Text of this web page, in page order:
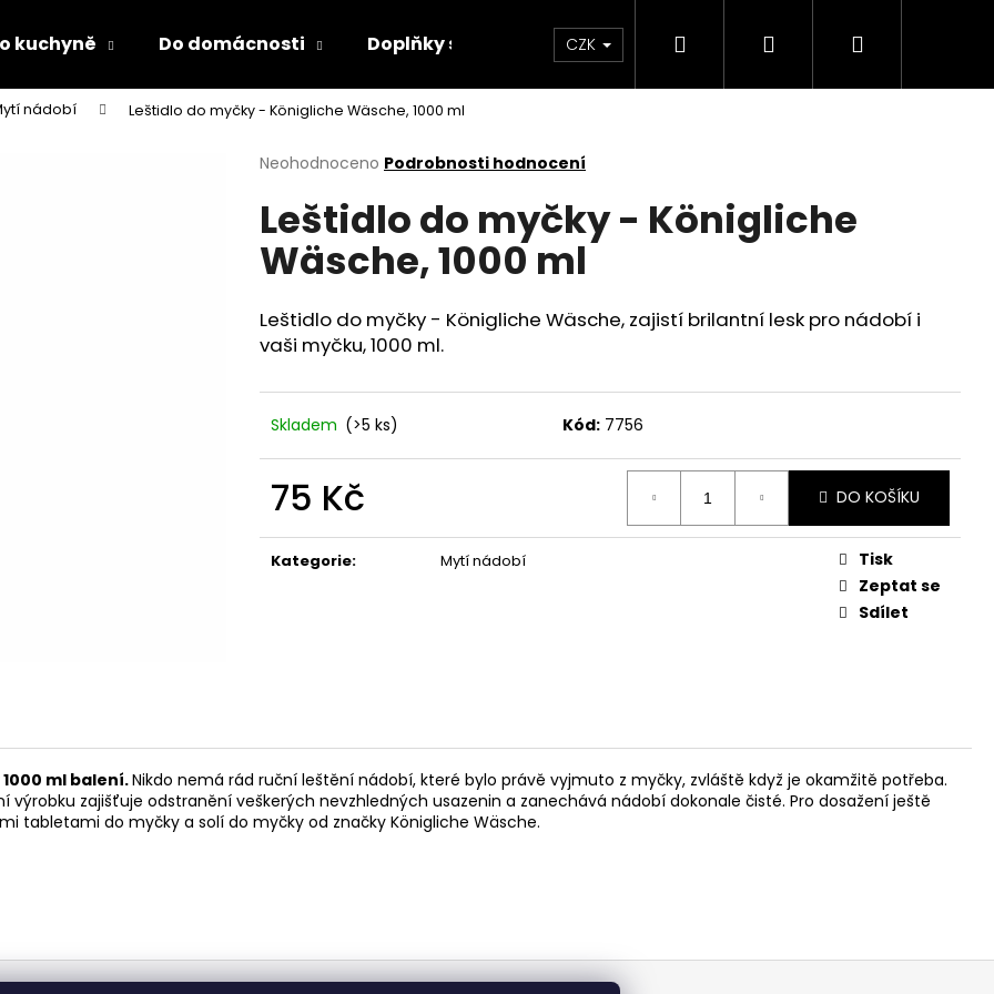
kuchyně Do domácnosti Doplňky s LED světlem Zdraví Výprodej skladových
CZK Hledat PřihlášeníNákupní
nádobí Leštidlo do myčky - Königliche Wäsche, 1000 ml
Průměrné
produktu
je
0,0
z
hvězdiček.
Neohodnoceno Podrobnosti hodnocení
Leštidlo do myčky - Königliche
Wäsche, 1000 ml
Leštidlo do myčky - Königliche Wäsche, zajistí brilantní lesk pro nádobí i
vaši myčku, 1000 ml.
Skladem (>5 ks) Kód: 7756
75 Kč
cena:
DO KOŠÍKU
Kategorie: Mytí nádobí
Tisk
Zeptat se
Sdílet
1000 ml balení.Nikdo nemá rád ruční leštění nádobí, které bylo právě vyjmuto z myčky, zvláště když je okamžitě potřeba.
zajišťuje odstranění veškerých nevzhledných usazenin a zanechává nádobí dokonale čisté. Pro dosažení ještě
tabletami do myčky a solí do myčky od značky Königliche Wäsche.
Co potřebujete najít?
HLEDAT
LÁHEV NA PITÍ SKLENĚNÁ V OCHRANNÉM
POUZDRU 1000ML